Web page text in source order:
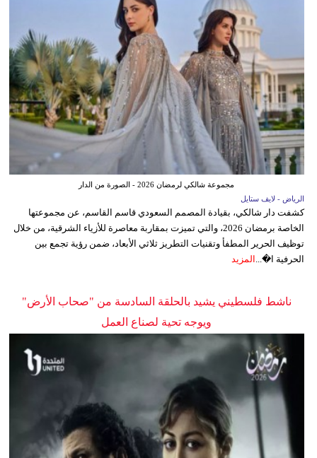
مجموعة شالكي لرمضان 2026 - الصورة من الدار
الرياض - لايف ستايل
كشفت دار شالكي، بقيادة المصمم السعودي قاسم القاسم، عن مجموعتها
الخاصة برمضان 2026، والتي تميزت بمقاربة معاصرة للأزياء الشرقية، من خلال
توظيف الحرير المطفأ وتقنيات التطريز ثلاثي الأبعاد، ضمن رؤية تجمع بين
الحرفية ا�... المزيد
ناشط فلسطيني يشيد بالحلقة السادسة من "صحاب الأرض"
ويوجه تحية لصناع العمل